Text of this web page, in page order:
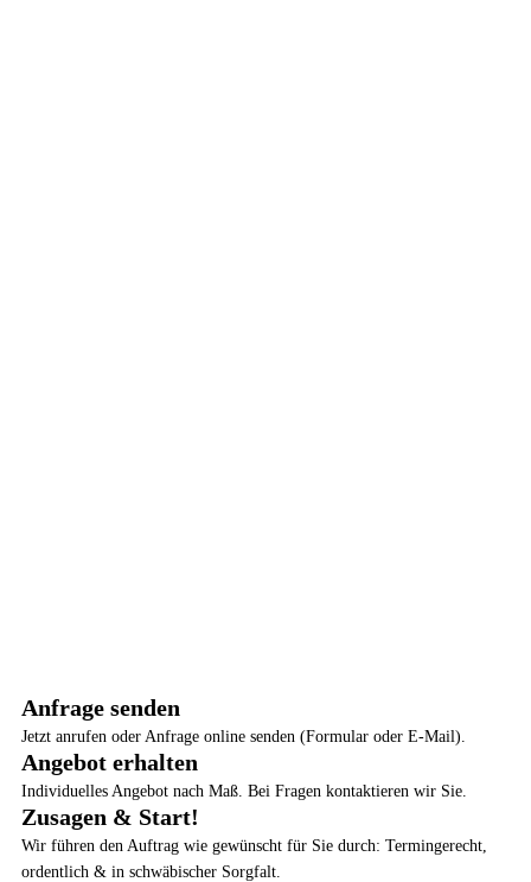
Anfrage senden
Jetzt anrufen oder Anfrage online senden (Formular oder E-Mail).
Angebot erhalten
Individuelles Angebot nach Maß. Bei Fragen kontaktieren wir Sie.
Zusagen & Start!
Wir führen den Auftrag wie gewünscht für Sie durch: Termingerecht,
ordentlich & in schwäbischer Sorgfalt.